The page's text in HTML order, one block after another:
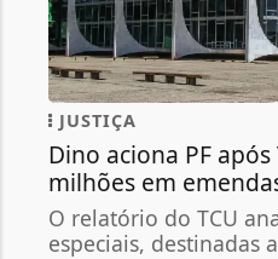
JUSTIÇA
Dino aciona PF
milhões em
O relatório do TCU
especiais, destinadas